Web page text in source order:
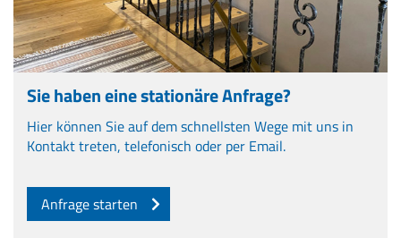
Sie haben eine stationäre Anfrage?
Hier können Sie auf dem schnellsten Wege mit uns in
Kontakt treten, telefonisch oder per Email.
Anfrage starten